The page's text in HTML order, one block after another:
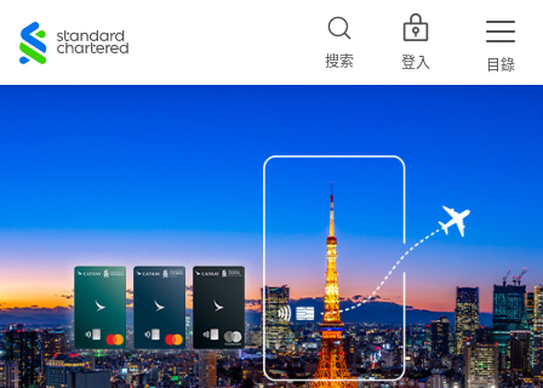
Standard
Chartered
搜索 登入 目錄